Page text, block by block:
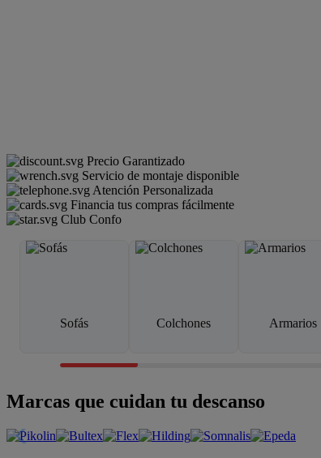
Precio Garantizado
Servicio de montaje disponible
Atención Personalizada
Financia tus compras fácilmente
Club Confo
Sofás Colchones Armarios
Marcas que cuidan tu descanso